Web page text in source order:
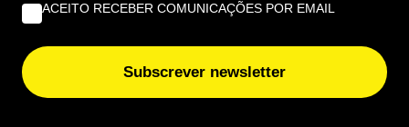
ACEITO RECEBER COMUNICAÇÕES POR EMAIL
Subscrever newsletter